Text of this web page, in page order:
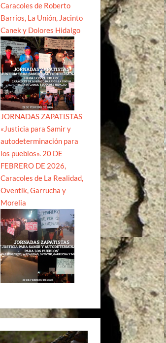
Caracoles de Roberto
Barrios, La Unión, Jacinto
Canek y Dolores Hidalgo
JORNADAS ZAPATISTAS
«Justicia para Samir y
autodeterminación para
los pueblos». 20 DE
FEBRERO DE 2026,
Caracoles de La Realidad,
Oventik, Garrucha y
Morelia